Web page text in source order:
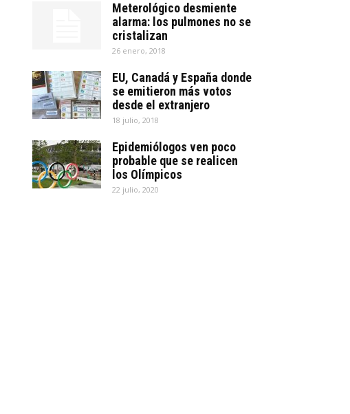
Meterológico desmiente
alarma: los pulmones no se
cristalizan
26 enero, 2018
EU, Canadá y España donde
se emitieron más votos
desde el extranjero
18 julio, 2018
Epidemiólogos ven poco
probable que se realicen
los Olímpicos
22 julio, 2020